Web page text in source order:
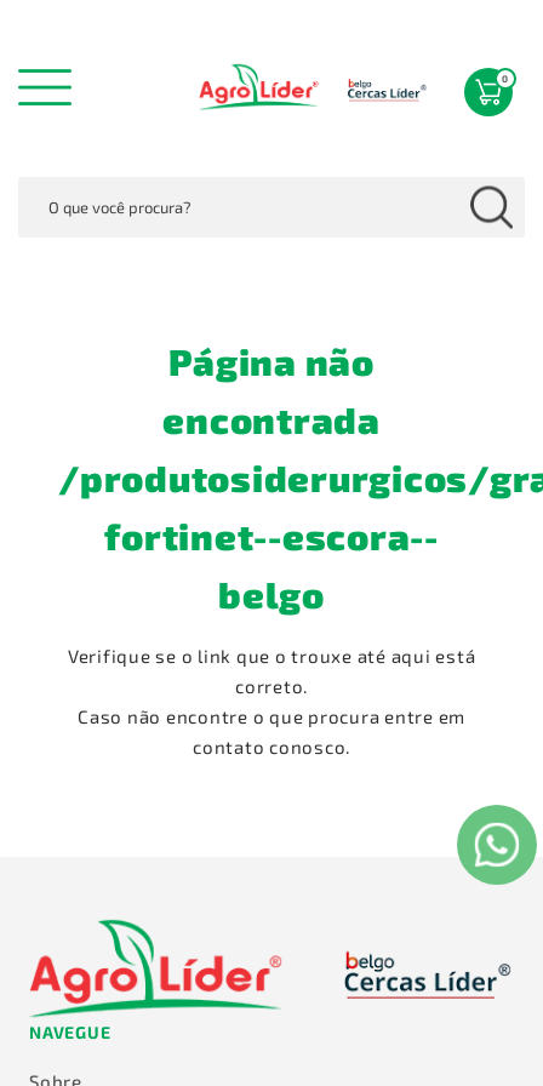
0
Página não
encontrada
/produtosiderurgicos/
fortinet--escora--
belgo
Verifique se o link que o trouxe até aqui está
correto.
Caso não encontre o que procura entre em
contato conosco.
NAVEGUE
Sobre